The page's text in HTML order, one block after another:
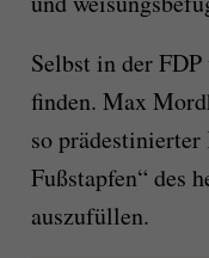
Selbst in der
finden. Max
so
Fußstapfen“ des
auszufüllen.